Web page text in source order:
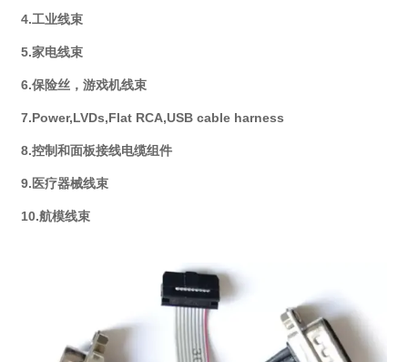
4.工业线束
5.家电线束
6.保险丝，游戏机线束
7.Power,LVDs,Flat RCA,USB cable harness
8.控制和面板接线电缆组件
9.医疗器械线束
10.航模线束